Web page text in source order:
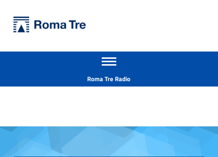
Apri il menu secondario
Roma Tre Radio